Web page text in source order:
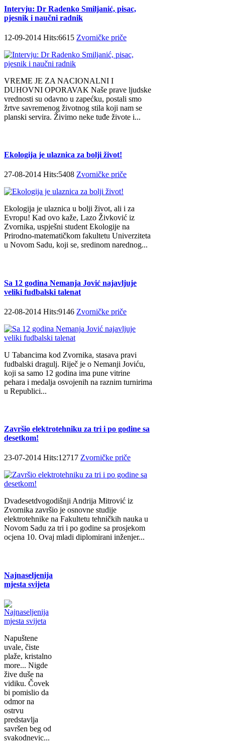
Intervju: Dr Radenko Smiljanić, pisac,
pjesnik i naučni radnik
12-09-2014 Hits:6615 Zvorničke priče
VREME JE ZA NACIONALNI I
DUHOVNI OPORAVAK Naše prave ljudske
vrednosti su odavno u zapećku, postali smo
žrtve savremenog životnog stila koji nam se
planski servira. Živimo neke tuđe živote i...
Ekologija je ulaznica za bolji život!
27-08-2014 Hits:5408 Zvorničke priče
Ekologija je ulaznica u bolji život, ali i za
Evropu! Kad ovo kaže, Lazo Živković iz
Zvornika, uspješni student Ekologije na
Prirodno-matematičkom fakultetu Univerziteta
u Novom Sadu, koji se, sredinom narednog...
Sa 12 godina Nemanja Jović najavljuje
veliki fudbalski talenat
22-08-2014 Hits:9146 Zvorničke priče
U Tabancima kod Zvornika, stasava pravi
fudbalski dragulj. Riječ je o Nemanji Joviću,
koji sa samo 12 godina ima pune vitrine
pehara i medalja osvojenih na raznim turnirima
u Republici...
Završio elektrotehniku za tri i po godine sa
desetkom!
23-07-2014 Hits:12717 Zvorničke priče
Dvadesetdvogodišnji Andrija Mitrović iz
Zvornika završio je osnovne studije
elektrotehnike na Fakultetu tehničkih nauka u
Novom Sadu za tri i po godine sa prosjekom
ocjena 10. Ovaj mladi diplomirani inženjer...
Najnaseljenija
mjesta svijeta
Napuštene
uvale, čiste
plaže, kristalno
more... Nigde
žive duše na
vidiku. Čovek
bi pomislio da
odmor na
ostrvu
predstavlja
savršen beg od
svakodnevic...